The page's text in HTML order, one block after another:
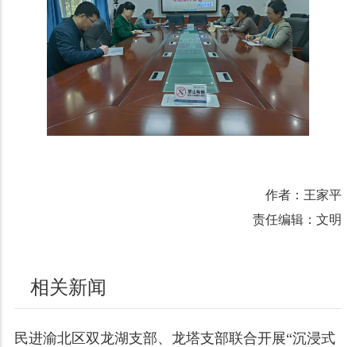
作者：王家平
责任编辑：文明
相关新闻
民进渝北区双龙湖支部、龙塔支部联合开展“沉浸式